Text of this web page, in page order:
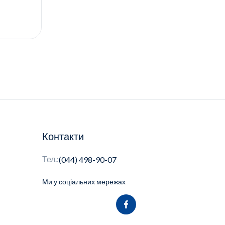
Контакти
Тел.:(044) 498-90-07
Ми у соціальних мережах